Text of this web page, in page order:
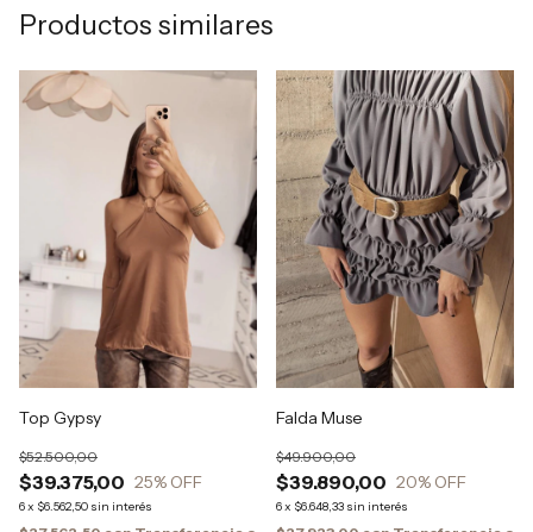
Productos similares
Top Gypsy
$39.375,00
$52.500,00
25% OFF
6x $6.562,50 sin interés
Falda Muse
$39.890,00
$49.900,00
20% OFF
6x $6.648,33 sin interés